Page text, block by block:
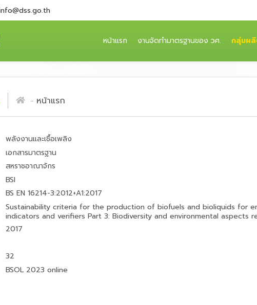
หน้าแรก (CURRENT)
งานจัดทำมาตรฐานของ วศ. กลุ่มผ
หน้าแรก
พลังงานและเชื้อเพลิง
เอกสารมาตรฐาน
สหราชอาณาจักร
BSI
BS EN 16214-3:2012+A1:2017
Sustainability criteria for the production of biofuels and bioliquids for
indicators and verifiers Part 3: Biodiversity and environmental
2017
32
BSOL 2023 online